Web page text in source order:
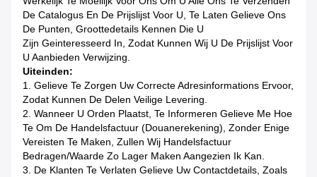
De Catalogus En De Prijslijst Voor U, Te Laten Gelieve Ons
De Punten, Groottedetails Kennen Die U
Zijn Geinteresseerd In, Zodat Kunnen Wij U De Prijslijst Voor
U Aanbieden Verwijzing.
Uiteinden:
1. Gelieve Te Zorgen Uw Correcte Adresinformations Ervoor,
Zodat Kunnen De Delen Veilige Levering.
2. Wanneer U Orden Plaatst, Te Informeren Gelieve Me Hoe
Te Om De Handelsfactuur (Douanerekening), Zonder Enige
Vereisten Te Maken, Zullen Wij Handelsfactuur
Bedragen/waarde Zo Lager Maken Aangezien Ik Kan.
3. De Klanten Te Verlaten Gelieve Uw Contactdetails, Zoals